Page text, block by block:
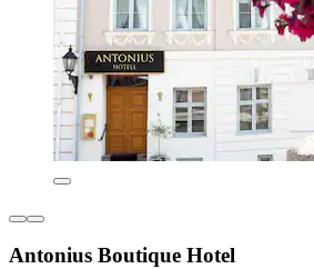
Antonius Boutique Hotel